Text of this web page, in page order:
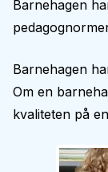
Barnehagen
Barnehagen
Om en
kvaliteten på